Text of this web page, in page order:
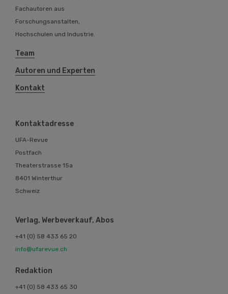
Fachautoren aus
Forschungsanstalten,
Hochschulen und Industrie.
Team
Autoren und Experten
Kontakt
Kontaktadresse
UFA-Revue
Postfach
Theaterstrasse 15a
8401 Winterthur
Schweiz
Verlag, Werbeverkauf, Abos
+41 (0) 58 433 65 20
info@ufarevue.ch
Redaktion
+41 (0) 58 433 65 30